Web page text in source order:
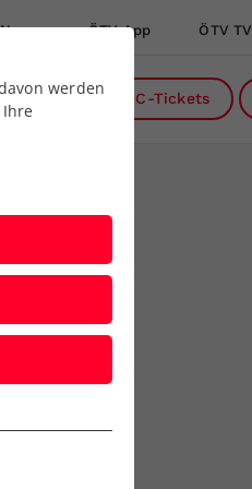
News ÖTV App ÖTV TV
DC-Tickets
werden
der